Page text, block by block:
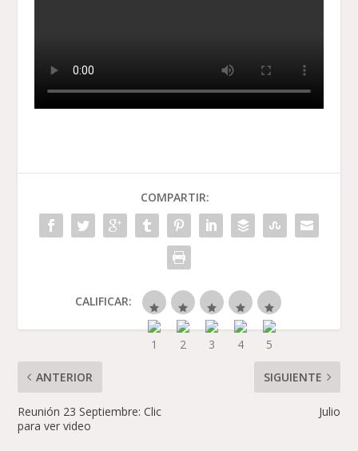
COMPARTIR:
CALIFICAR:
ANTERIOR
Reunión 23 Septiembre: Clic
para ver video
SIGUIENTE
Julio